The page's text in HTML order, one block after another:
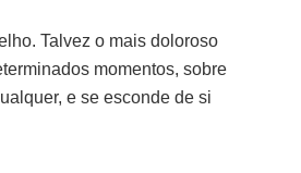
Talvez o mais doloroso
momentos, sobre
e se esconde de si